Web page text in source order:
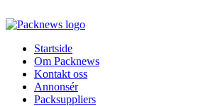
to
Startside
Om Packnews
Kontakt oss
Annonsér
Packsuppliers